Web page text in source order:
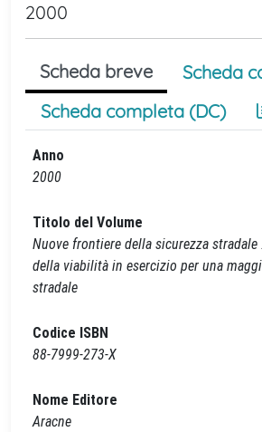
2000
Scheda breve
Scheda
Scheda completa (DC)
Anno
2000
Titolo del Volume
Nuove frontiere della sicurezza stradale
della viabilità in esercizio per una
stradale
Codice ISBN
88-7999-273-X
Nome Editore
Aracne